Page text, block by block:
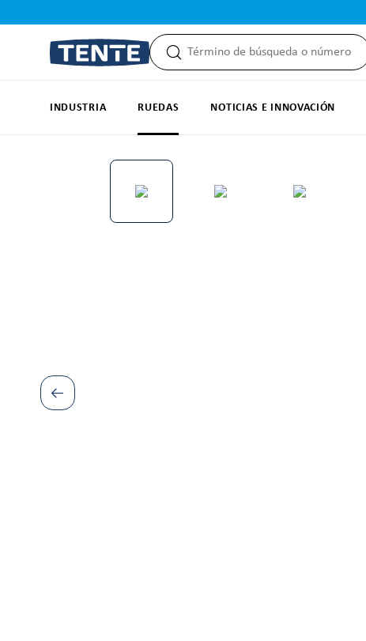
INDUSTRIA RUEDAS NOTICIAS E INNOVACIÓN
Omitir galería de imágenes